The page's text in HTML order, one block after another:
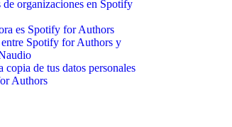
de organizaciones en Spotify
es Spotify for Authors
Spotify for Authors y
copia de tus datos personales
Authors